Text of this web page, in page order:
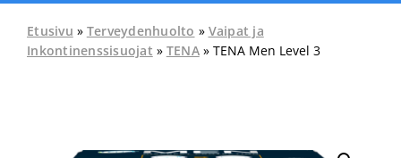
Etusivu » Terveydenhuolto » Vaipat ja
Inkontinenssisuojat » TENA» TENA Men Level 3